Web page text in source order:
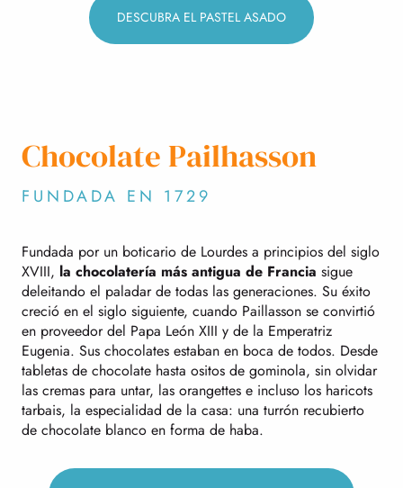
DESCUBRA EL PASTEL ASADO
Chocolate Pailhasson
FUNDADA EN 1729
Fundada por un boticario de Lourdes a principios del siglo
XVIII, la chocolatería más antigua de Francia sigue
deleitando el paladar de todas las generaciones. Su éxito
creció en el siglo siguiente, cuando Paillasson se convirtió
en proveedor del Papa León XIII y de la Emperatriz
Eugenia. Sus chocolates estaban en boca de todos. Desde
tabletas de chocolate hasta ositos de gominola, sin olvidar
las cremas para untar, las orangettes e incluso los haricots
tarbais, la especialidad de la casa: una turrón recubierto
de chocolate blanco en forma de haba.